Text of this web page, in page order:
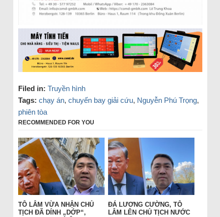
Filed in: Truyền hình
Tags: chạy án, chuyến bay giải cứu, Nguyễn Phú Trọng,
phiên tòa
RECOMMENDED FOR YOU
TÔ LÂM VỪA NHẬN CHỦ
TỊCH ĐÃ DÍNH „DỚP“,
ĐÁ LƯƠNG CƯỜNG, TÔ
LÂM LÊN CHỦ TỊCH NƯỚC